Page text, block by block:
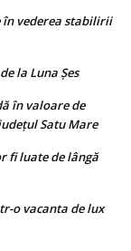
în vederea stabilirii
la Luna Șes
în valoare de
Satu Mare
fi luate de lângă
o vacanta de lux